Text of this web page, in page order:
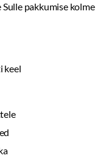
pakkumise kolme
keel